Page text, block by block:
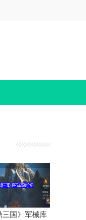
三国》军械库